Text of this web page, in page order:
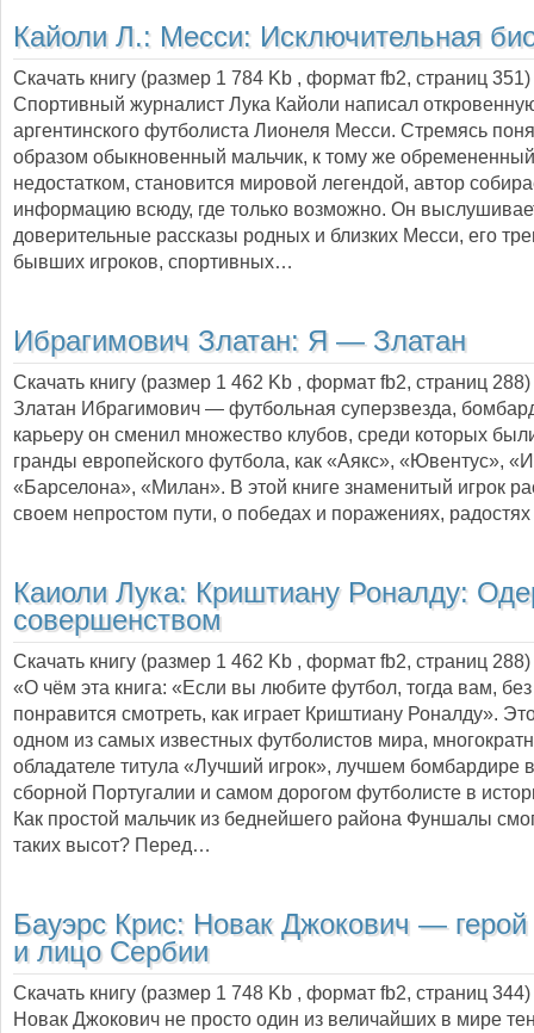
Кайоли Л.: Месси: Исключительная
Скачать книгу (размер 1 784 Kb , формат fb2, страниц 351
Спортивный журналист Лука Кайоли написал
аргентинского футболиста Лионеля Месси. Стремясь
образом обыкновенный мальчик, к тому же
недостатком, становится мировой легендой, автор
информацию всюду, где только возможно. Он
доверительные рассказы родных и близких Месси, его
бывших игроков, спортивных…
Ибрагимович Златан: Я — Златан
Скачать книгу (размер 1 462 Kb , формат fb2, страниц 288
Златан Ибрагимович — футбольная суперзвезда,
карьеру он сменил множество клубов, среди которых
гранды европейского футбола, как «Аякс», «Ювентус»,
«Барселона», «Милан». В этой книге знаменитый игрок
своем непростом пути, о победах и поражениях, радостях
Каиоли Лука: Криштиану Роналду:
совершенством
Скачать книгу (размер 1 462 Kb , формат fb2, страниц 288
«О чём эта книга: «Если вы любите футбол, тогда вам,
понравится смотреть, как играет Криштиану Роналду».
одном из самых известных футболистов мира,
обладателе титула «Лучший игрок», лучшем бомбардире
сборной Португалии и самом дорогом футболисте в
Как простой мальчик из беднейшего района Фуншалы
таких высот? Перед…
Бауэрс Крис: Новак Джокович — герой
и лицо Сербии
Скачать книгу (размер 1 748 Kb , формат fb2, страниц 344
Новак Джокович не просто один из величайших в мире